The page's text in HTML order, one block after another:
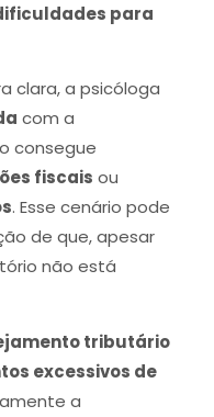
para
clara, a psicóloga
com a
consegue
fiscais ou
. Esse cenário pode
de que, apesar
não está
tributário
excessivos de
a